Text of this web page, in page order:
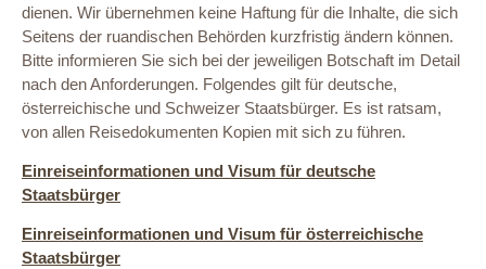
dienen. Wir übernehmen keine Haftung für die Inhalte, die sich
Seitens der ruandischen Behörden kurzfristig ändern können.
Bitte informieren Sie sich bei der jeweiligen Botschaft im Detail
nach den Anforderungen. Folgendes gilt für deutsche,
österreichische und Schweizer Staatsbürger. Es ist ratsam,
von allen Reisedokumenten Kopien mit sich zu führen.
Einreiseinformationen und Visum für deutsche
Staatsbürger
Einreiseinformationen und Visum für österreichische
Staatsbürger